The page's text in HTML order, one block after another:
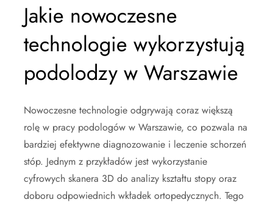
Jakie nowoczesne
technologie wykorzystują
podolodzy w Warszawie
Nowoczesne technologie odgrywają coraz większą
rolę w pracy podologów w Warszawie, co pozwala na
bardziej efektywne diagnozowanie i leczenie schorzeń
stóp. Jednym z przykładów jest wykorzystanie
cyfrowych skanera 3D do analizy kształtu stopy oraz
doboru odpowiednich wkładek ortopedycznych. Tego